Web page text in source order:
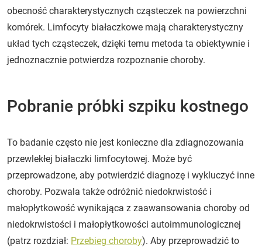
obecność charakterystycznych cząsteczek na powierzchni
komórek. Limfocyty białaczkowe mają charakterystyczny
układ tych cząsteczek, dzięki temu metoda ta obiektywnie i
jednoznacznie potwierdza rozpoznanie choroby.
Pobranie próbki szpiku kostnego
To badanie często nie jest konieczne dla zdiagnozowania
przewlekłej białaczki limfocytowej. Może być
przeprowadzone, aby potwierdzić diagnozę i wykluczyć inne
choroby. Pozwala także odróżnić niedokrwistość i
małopłytkowość wynikająca z zaawansowania choroby od
niedokrwistości i małopłytkowości autoimmunologicznej
(patrz rozdział: Przebieg choroby). Aby przeprowadzić to